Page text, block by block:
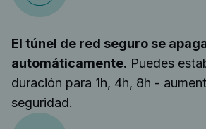
El túnel de red seguro se
automáticamente. Puedes
duración para 1h, 4h, 8h -
seguridad.